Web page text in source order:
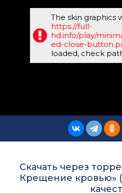
The skin graphics
https://full-
hd.info/play/
ed-close-
loaded, check
Скачать через
Крещение кровью»